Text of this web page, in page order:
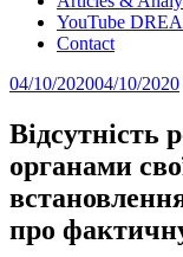
YouTube
Contact
Posted
04/10/202004/10/2020
Відсутність
органами
про